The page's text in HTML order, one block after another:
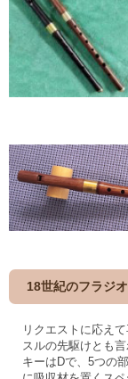
18世紀のフラジ
リクエストに応え
スルの先駆けとも言
キーはDで、5つの